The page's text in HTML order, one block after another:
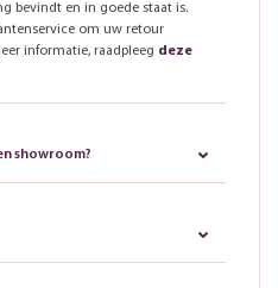
bevindt en in goede staat is.
om uw retour
informatie, raadpleeg deze
showroom?